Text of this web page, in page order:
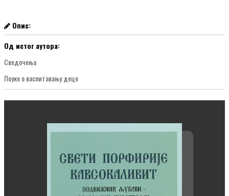
Опис:
Од истог аутора:
Сведочења
Поуке о васпитавању деце